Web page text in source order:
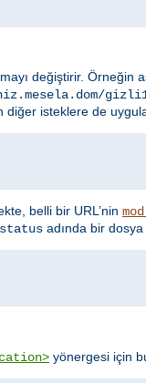
değiştirir. Örneğin
diğer isteklere de
belli bir URL’nin
adında bir
yönergesi için